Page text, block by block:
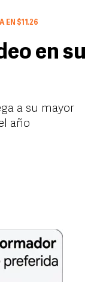
EN $11.26
en su
a su mayor
año